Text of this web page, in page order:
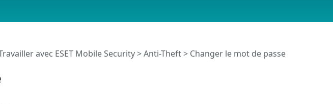
avec ESET Mobile Security >Anti-Theft> Changer le mot de passe